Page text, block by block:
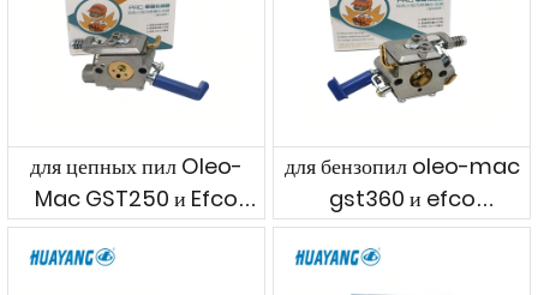
для цепных пил Oleo-
Mac GST250 и Efco
MTT2500
для бензопил oleo-mac
gst360 и efco
mtt3600